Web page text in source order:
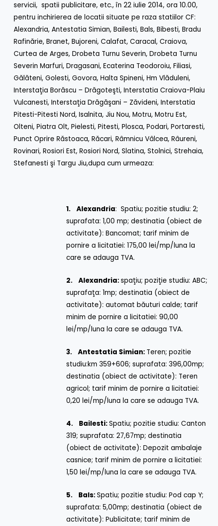
servicii, spatii publicitare, etc., în 22 iulie 2014, ora 10.00,
pentru inchirierea de locatii situate pe raza statiilor CF:
Alexandria, Antestatia Simian, Bailesti, Bals, Bibesti, Bradu
Rafinărie, Branet, Bujoreni, Calafat, Caracal, Craiova,
Curtea de Arges, Drobeta Turnu Severin, Drobeta Turnu
Severin Marfuri, Dragasani, Ecaterina Teodoroiu, Filiasi,
Gălăteni, Golesti, Govora, Halta Spineni, Hm Vlăduleni,
Interstaţia Borăscu – Drăgoteşti, Interstatia Craiova-Plaiu
Vulcanesti, Interstaţia Drăgăşani – Zăvideni, Interstatia
Pitesti-Pitesti Nord, Isalnita, Jiu Nou, Motru, Motru Est,
Olteni, Piatra Olt, Pielesti, Pitesti, Plosca, Podari, Portaresti,
Punct Oprire Răstoaca, Răcari, Râmnicu Vâlcea, Râureni,
Rovinari, Rosiori Est, Rosiori Nord, Slatina, Stolnici, Strehaia,
Stefanesti şi Targu Jiu,dupa cum urmeaza:
1.Alexandria: Spatiu; pozitie studiu: 2;
suprafata: 1,00 mp; destinatia (obiect de
activitate): Bancomat; tarif minim de
pornire a licitatiei: 175,00 lei/mp/luna la
care se adauga TVA.
2.Alexandria:spaţiu; poziţie studiu: ABC;
suprafaţa: 1mp; destinatia (obiect de
activitate): automat băuturi calde; tarif
minim de pornire a licitatiei: 90,00
lei/mp/luna la care se adauga TVA.
3.Antestatia Simian: Teren; pozitie
studiu:km 359+606; suprafata: 396,00mp;
destinatia (obiect de activitate): Teren
agricol; tarif minim de pornire a licitatiei:
0,20 lei/mp/luna la care se adauga TVA.
4. Bailesti:Spatiu; pozitie studiu: Canton
319; suprafata: 27,67mp; destinatia
(obiect de activitate): Depozit ambalaje
casnice; tarif minim de pornire a licitatiei:
1,50 lei/mp/luna la care se adauga TVA.
5. Bals:Spatiu; pozitie studiu: Pod cap Y;
suprafata: 5,00mp; destinatia (obiect de
activitate): Publicitate; tarif minim de